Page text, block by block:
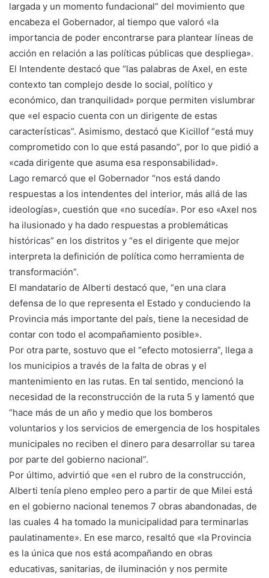
largada y un momento fundacional” del movimiento que
encabeza el Gobernador, al tiempo que valoró «la
importancia de poder encontrarse para plantear líneas de
acción en relación a las políticas públicas que despliega».
El Intendente destacó que “las palabras de Axel, en este
contexto tan complejo desde lo social, político y
económico, dan tranquilidad» porque permiten vislumbrar
que «el espacio cuenta con un dirigente de estas
características”. Asimismo, destacó que Kicillof “está muy
comprometido con lo que está pasando”, por lo que pidió a
«cada dirigente que asuma esa responsabilidad».
Lago remarcó que el Gobernador “nos está dando
respuestas a los intendentes del interior, más allá de las
ideologías», cuestión que «no sucedía». Por eso «Axel nos
ha ilusionado y ha dado respuestas a problemáticas
históricas” en los distritos y “es el dirigente que mejor
interpreta la definición de política como herramienta de
transformación”.
El mandatario de Alberti destacó que, “en una clara
defensa de lo que representa el Estado y conduciendo la
Provincia más importante del país, tiene la necesidad de
contar con todo el acompañamiento posible».
Por otra parte, sostuvo que el “efecto motosierra”, llega a
los municipios a través de la falta de obras y el
mantenimiento en las rutas. En tal sentido, mencionó la
necesidad de la reconstrucción de la ruta 5 y lamentó que
“hace más de un año y medio que los bomberos
voluntarios y los servicios de emergencia de los hospitales
municipales no reciben el dinero para desarrollar su tarea
por parte del gobierno nacional”.
Por último, advirtió que «en el rubro de la construcción,
Alberti tenía pleno empleo pero a partir de que Milei está
en el gobierno nacional tenemos 7 obras abandonadas, de
las cuales 4 ha tomado la municipalidad para terminarlas
paulatinamente». En ese marco, resaltó que «la Provincia
es la única que nos está acompañando en obras
educativas, sanitarias, de iluminación y nos permite